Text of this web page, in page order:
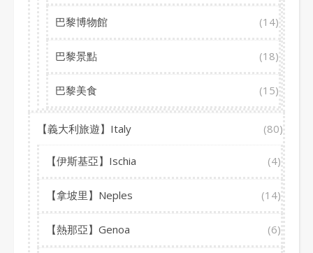
巴黎博物館 (14)
巴黎景點 (18)
巴黎美食 (15)
【義大利旅遊】Italy (80)
【伊斯基亞】Ischia (4)
【拿坡里】Neples (14)
【熱那亞】Genoa (6)